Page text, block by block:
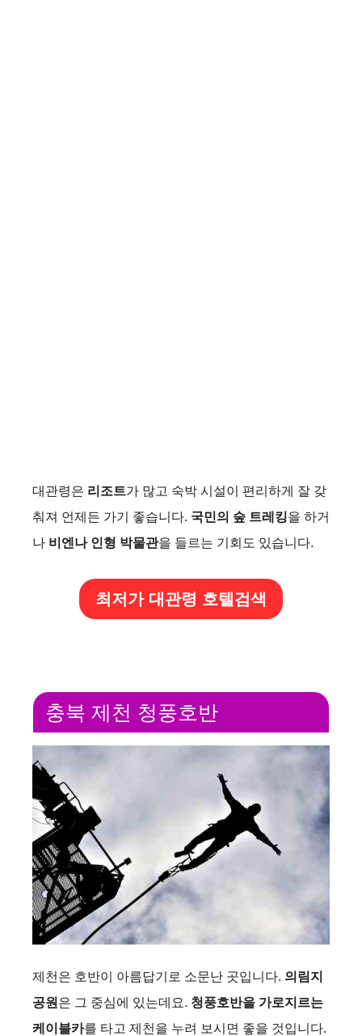
대관령은 리조트가 많고 숙박 시설이 편리하게 잘 갖
춰져 언제든 가기 좋습니다. 국민의 숲 트레킹을 하거
나 비엔나 인형 박물관을 들르는 기회도 있습니다.
최저가 대관령 호텔검색
충북 제천 청풍호반
제천은 호반이 아름답기로 소문난 곳입니다. 의림지
공원 은 그 중심에 있는데요. 청풍호반을 가로지르는
케이블카를 타고 제천을 누려 보시면 좋을 것입니다.